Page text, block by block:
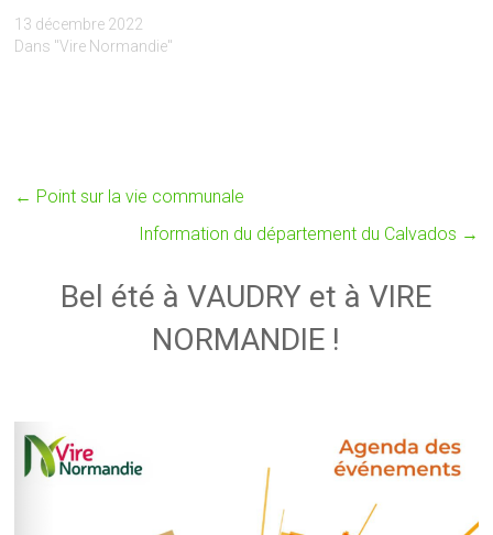
13 décembre 2022
Dans "Vire Normandie"
← Point sur la vie communale
Information du département du Calvados →
Bel été à VAUDRY et à VIRE
NORMANDIE !